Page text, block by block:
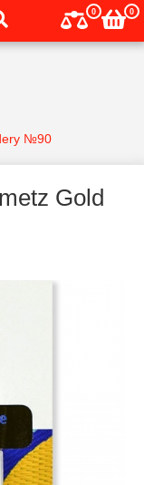
0 0
№90
Gold